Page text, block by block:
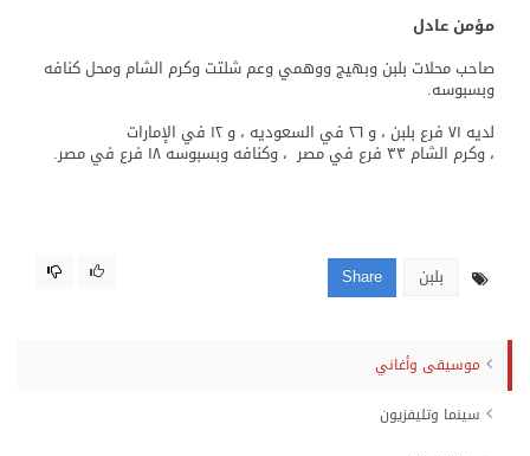
مؤمن عادل
صاحب محلات بلبن وبهيج ووهمي وعم شلتت وكرم الشام ومحل كنافه
وبسبوسه.
لديه ٧١ فرع بلبن ، و ٢٦ في السعوديه ، و ١٢ في الإمارات
، وكرم الشام ٣٣ فرع في مصر ، وكنافه وبسبوسه ١٨ فرع في مصر.
بلبن Share
موسيقى وأغاني
سينما وتليفزيون